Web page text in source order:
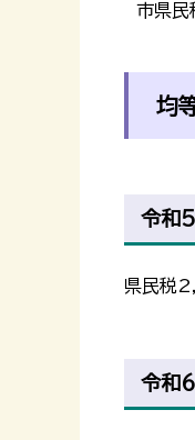
市県民
均
令和
県民税
令和